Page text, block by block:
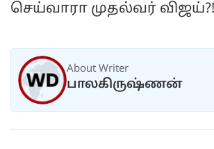
செய்வாரா முதல்வர்
About Writer
பாலகிருஷ்ணன்